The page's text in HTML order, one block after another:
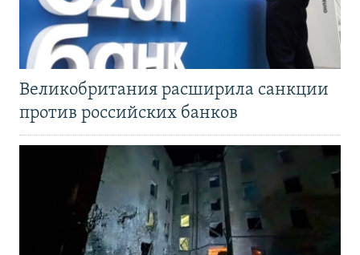
Великобритания расширила санкции
против российских банков